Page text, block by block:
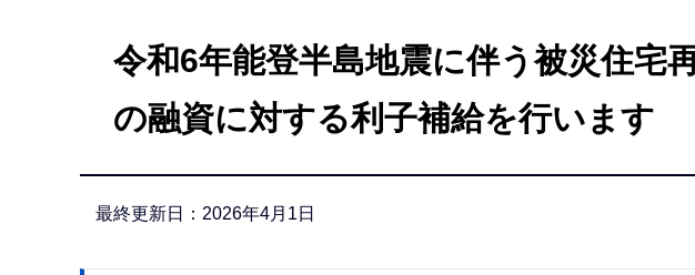
令和6年能登半島地震に伴う被災住宅
の融資に対する利子補給を行います
最終更新日：2026年4月1日